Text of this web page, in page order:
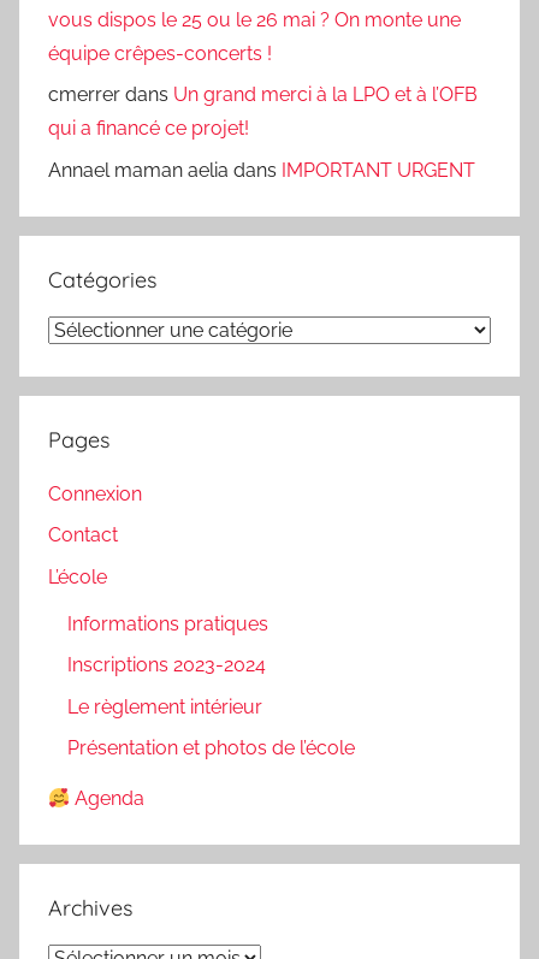
vous dispos le 25 ou le 26 mai ? On monte une
équipe crêpes-concerts !
cmerrer dans Un grand merci à la LPO et à l’OFB
qui a financé ce projet!
Annael maman aelia dans IMPORTANT URGENT
Catégories
Catégories
Pages
Connexion
Contact
L’école
Informations pratiques
Inscriptions 2023-2024
Le règlement intérieur
Présentation et photos de l’école
Agenda
Archives